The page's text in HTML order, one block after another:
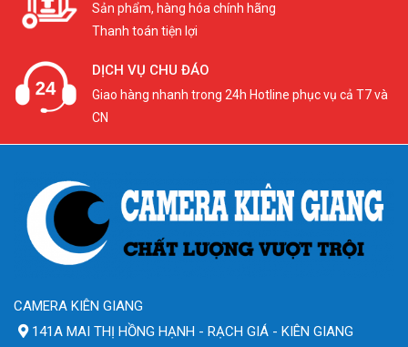
Sản phẩm, hàng hóa chính hãng
Thanh toán tiện lợi
DỊCH VỤ CHU ĐÁO
Giao hàng nhanh trong 24h Hotline phục vụ cả T7 và
CN
CAMERA KIÊN GIANG
141A MAI THỊ HỒNG HẠNH - RẠCH GIÁ - KIÊN GIANG